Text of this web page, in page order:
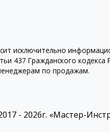
исключительно
437 Гражданского
по продажам.
- 2026г. «Мастер-